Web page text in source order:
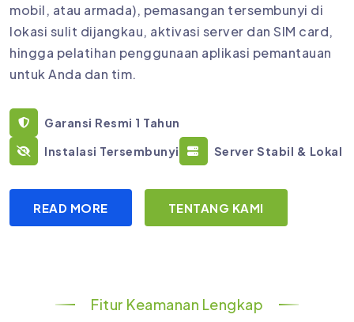
mobil, atau armada), pemasangan tersembunyi di
lokasi sulit dijangkau, aktivasi server dan SIM card,
hingga pelatihan penggunaan aplikasi pemantauan
untuk Anda dan tim.
Garansi Resmi 1 Tahun
Instalasi Tersembunyi
Server Stabil & Lokal
READ MORE TENTANG KAMI
Fitur Keamanan Lengkap